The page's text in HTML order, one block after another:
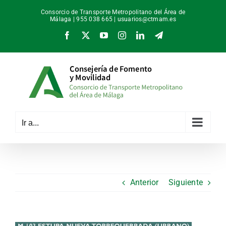
Consorcio de Transporte Metropolitano del Área de
Málaga | 955 038 665 | usuarios@ctmam.es
Facebook
X YouTubeInstagramLinkedInTelegram
Ir a...
Anterior Siguiente